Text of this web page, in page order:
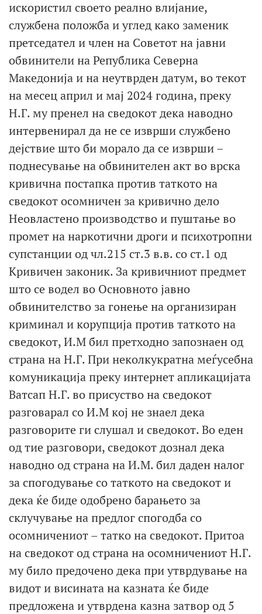
искористил своето реално влијание,
службена положба и углед како заменик
претседател и член на Советот на јавни
обвинители на Република Северна
Македонија и на неутврден датум, во текот
на месец април и мај 2024 година, преку
Н.Г. му пренел на сведокот дека наводно
интервенирал да не се изврши службено
дејствие што би морало да се изврши –
поднесување на обвинителен акт во врска
кривична постапка против таткото на
сведокот осомничен за кривично дело
Неовластено производство и пуштање во
промет на наркотични дроги и психотропни
супстанции од чл.215 ст.3 в.в. со ст.1 од
Кривичен законик. За кривичниот предмет
што се водел во Основното јавно
обвинителство за гонење на организиран
криминал и корупција против таткото на
сведокот, И.М бил претходно запознаен од
страна на Н.Г. При неколкукратна меѓусебна
комуникација преку интернет апликацијата
Ватсап Н.Г. во присуство на сведокот
разговарал со И.М кој не знаел дека
разговорите ги слушал и сведокот. Во еден
од тие разговори, сведокот дознал дека
наводно од страна на И.М. бил даден налог
за спогодување со таткото на сведокот и
дека ќе биде одобрено барањето за
склучување на предлог спогодба со
осомничениот – татко на сведокот. Притоа
на сведокот од страна на осомничениот Н.Г.
му било предочено дека при утврдување на
видот и висината на казната ќе биде
предложена и утврдена казна затвор од 5